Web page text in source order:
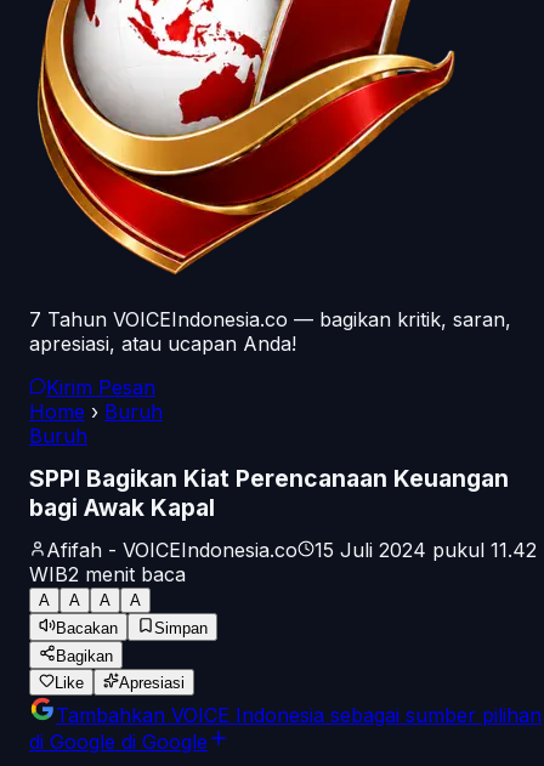
7 Tahun VOICEIndonesia.co — bagikan kritik, saran,
apresiasi, atau ucapan Anda!
Kirim Pesan
Home › Buruh
Buruh
SPPI Bagikan Kiat Perencanaan Keuangan
bagi Awak Kapal
Afifah - VOICEIndonesia.co
15 Juli 2024 pukul 11.42
WIB2 menit baca
A A A
A
Bacakan
Simpan
Bagikan
Like
Apresiasi
Tambahkan VOICE Indonesia sebagai sumber pilihan
di Google di Google